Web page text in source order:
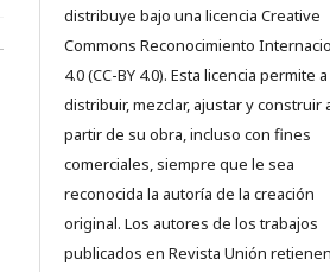
distribuye bajo una licencia Creative
Commons Reconocimiento
4.0 (CC-BY 4.0). Esta licencia permite
distribuir, mezclar, ajustar y construir
partir de su obra, incluso con fines
comerciales, siempre que le sea
reconocida la autoría de la creación
original. Los autores de los trabajos
publicados en Revista Unión